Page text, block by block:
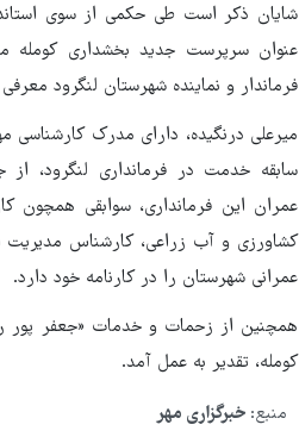
شایان ذکر است طی حکمی از سوی
عنوان سرپرست جدید بخشداری
فرماندار و نماینده شهرستان لنگرود
عمران این فرمانداری، سوابقی همچون
کشاورزی و آب زراعی، کارشناس مدیریت
عمرانی شهرستان را در کارنامه خود دارد.
همچنین از زحمات و خدمات «جعفر
کومله، تقدیر به عمل آمد.
منبع: خبرگزاری مهر